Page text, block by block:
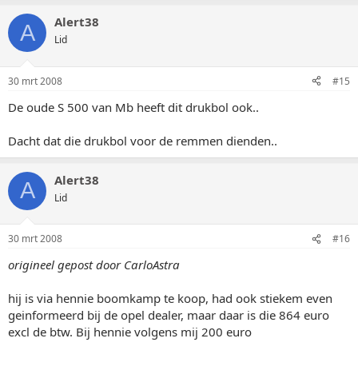
A Alert38
Lid
30 mrt 2008 #15
De oude S 500 van Mb heeft dit drukbol ook..
Dacht dat die drukbol voor de remmen dienden..
A Alert38
Lid
30 mrt 2008 #16
origineel gepost door CarloAstra
hij is via hennie boomkamp te koop, had ook stiekem even
geinformeerd bij de opel dealer, maar daar is die 864 euro
excl de btw. Bij hennie volgens mij 200 euro